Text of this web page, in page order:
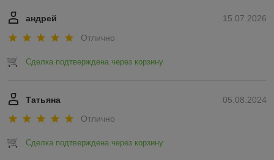
15.07.2026
андрей
Отлично
Сделка подтверждена через корзину
05.08.2024
Татьяна
Отлично
Сделка подтверждена через корзину